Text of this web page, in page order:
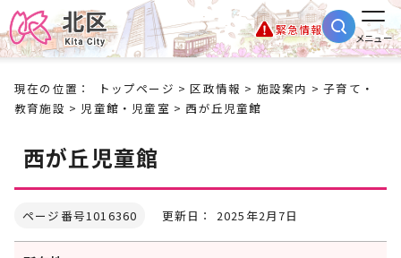
緊急情報
メニュー
現在の位置： トップページ >区政情報 > 施設案内 >子育て・
教育施設 > 児童館・児童室 > 西が丘児童館
西が丘児童館
ページ番号1016360 更新日： 2025年2月7日